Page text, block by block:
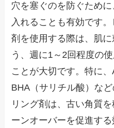
穴を塞ぐのを防ぐため
入れることも有効です
剤を使用する際は、肌
う、週に1～2回程度の
ことが大切です。特に
BHA（サリチル酸）な
リング剤は、古い角質
ーンオーバーを促進する